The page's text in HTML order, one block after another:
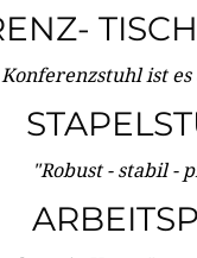
ist
"Robust - stabil -